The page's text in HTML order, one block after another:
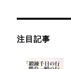
ナ
ビ
注目記事